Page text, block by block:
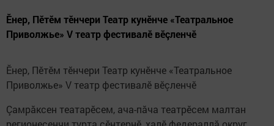
Ӗнер, Пӗтӗм тӗнчери Театр кунӗнче «Театральное
Приволжье» V театр фестивалӗ вӗçленчӗ
Ӗнер, Пӗтӗм тӗнчери Театр кунӗнче «Театральное
Приволжье» V театр фестивалӗ вӗçленчӗ
Çамрăксен театарӗсем, ача-пăча театрӗсем малтан